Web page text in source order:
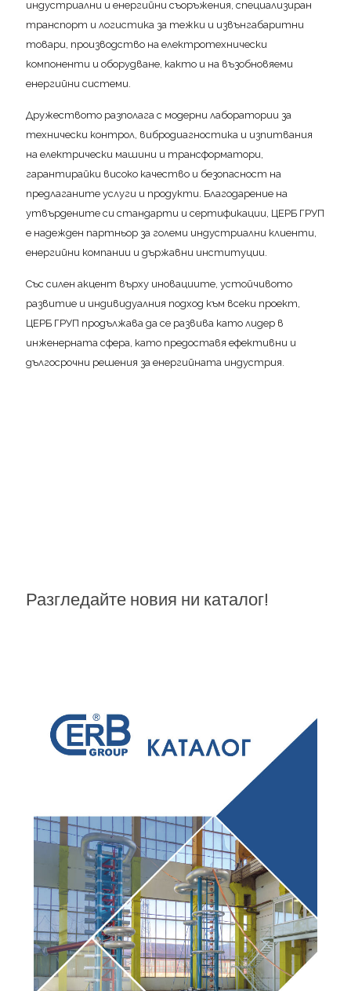
индустриални и енергийни съоръжения, специализиран
транспорт и логистика за тежки и извънгабаритни
товари, производство на електротехнически
компоненти и оборудване, както и на възобновяеми
енергийни системи.
Дружеството разполага с модерни лаборатории за
технически контрол, вибродиагностика и изпитвания
на електрически машини и трансформатори,
гарантирайки високо качество и безопасност на
предлаганите услуги и продукти. Благодарение на
утвърдените си стандарти и сертификации, ЦЕРБ ГРУП
е надежден партньор за големи индустриални клиенти,
енергийни компании и държавни институции.
Със силен акцент върху иновациите, устойчивото
развитие и индивидуалния подход към всеки проект,
ЦЕРБ ГРУП продължава да се развива като лидер в
инженерната сфера, като предоставя ефективни и
дългосрочни решения за енергийната индустрия.
Разгледайте новия ни каталог!